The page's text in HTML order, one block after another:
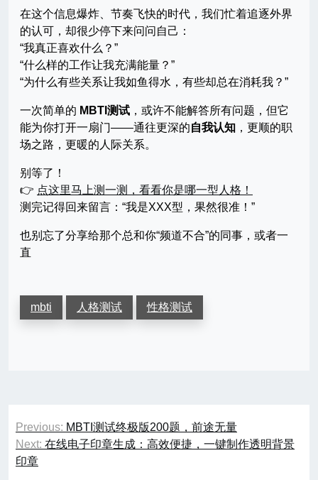
在这个信息爆炸、节奏飞快的时代，我们忙着追逐外界
的认可，却很少停下来问问自己：
“我真正喜欢什么？”
“什么样的工作让我充满能量？”
“为什么有些关系让我如鱼得水，有些却总在消耗我？”
一次简单的 MBTI测试 ，或许不能解答所有问题，但它
能为你打开一扇门——通往更深的自我认知 ，更顺的职
场之路，更暖的人际关系。
别等了！
👉 点这里马上测一测，看看你是哪一型人格！
测完记得回来留言：“我是XXX型，果然很准！”
也别忘了分享给那个总和你“频道不合”的同事，或者一
直
mbti 人格测试 性格测试
文
章
导
Previous: MBTI测试终极版200题，前途无量
Next: 在线电子印章生成：高效便捷，一键制作透明背景
印章